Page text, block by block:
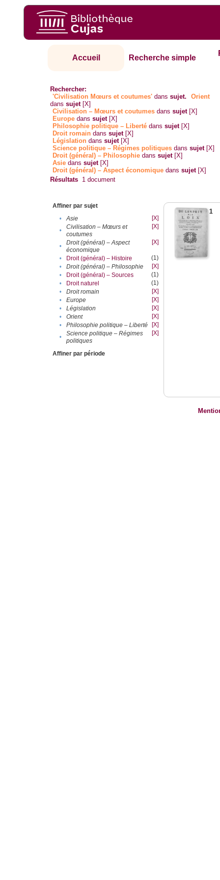
Accueil Recherche simple
Rechercher:
'Civilisation Mœurs et coutumes' danssujet.
Orient
danssujet [X]
Civilisation – Mœurs et coutumes danssujet [X]
Europe danssujet [X]
Philosophie politique – Liberté danssujet [X]
Droit romain danssujet [X]
Législation danssujet [X]
Science politique – Régimes politiques danssujet [X]
Droit (général) – Philosophie danssujet [X]
Asie danssujet [X]
Droit (général) – Aspect économique danssujet [X]
Résultats 1 document
Affiner par sujet
•
Asie
[X]
•
Civilisation – Mœurs et
coutumes
[X]
•
Droit (général) – Aspect
économique
[X]
• Droit (général) – Histoire
(1)
•
Droit (général) – Philosophie
[X]
•
Droit (général) – Sources
(1)
•
Droit naturel
(1)
•
Droit romain
[X]
•
Europe
[X]
•
Législation
[X]
•
Orient
[X]
•
Philosophie politique – Liberté
[X]
•
Science politique – Régimes
politiques
[X]
Affiner par période
1